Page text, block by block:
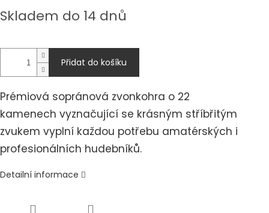
cena:
Skladem do 14 dnů
Přidat do košíku
Prémiová sopránová zvonkohra o 22
kamenech vyznačující se krásným stříbřitým
zvukem vyplní každou potřebu amatérských i
profesionálních hudebníků.
Detailní informace